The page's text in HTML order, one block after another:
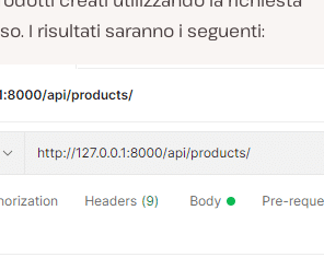
I risultati saranno i seguenti: